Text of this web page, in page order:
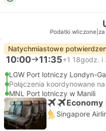
Podatki wliczone za
Natychmiastowe
10:00 11:35+1 18godz. i
LGW Port lotniczy Londyn-
Połączenia koordynowane
MNL Port lotniczy w Manili
Economy
Singapore